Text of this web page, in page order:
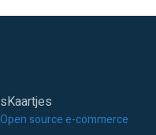
Open source e-commerce